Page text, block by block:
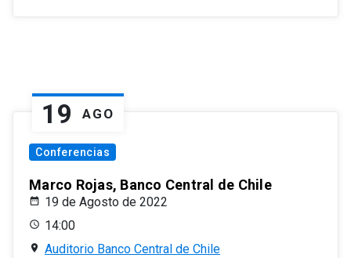
19 AGO
Conferencias
Marco Rojas, Banco Central de Chile
19 de Agosto de 2022
14:00
Auditorio Banco Central de Chile